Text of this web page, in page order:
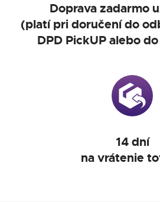
Doprava zadarmo
(platí pri doručení do
DPD PickUP alebo
14 dní
na vrátenie